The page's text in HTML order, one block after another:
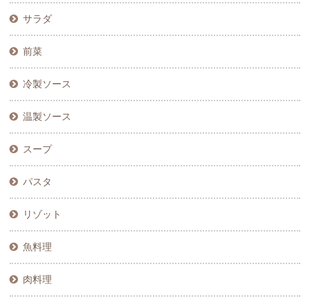
サラダ
前菜
冷製ソース
温製ソース
スープ
パスタ
リゾット
魚料理
肉料理